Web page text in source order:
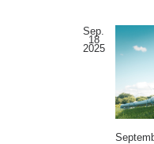
Sep.
18
2025